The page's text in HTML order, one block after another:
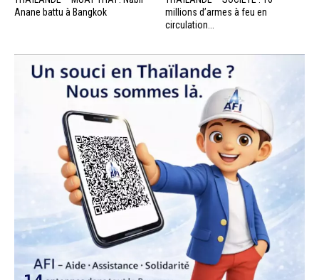
Anane battu à Bangkok
millions d’armes à feu en
circulation...